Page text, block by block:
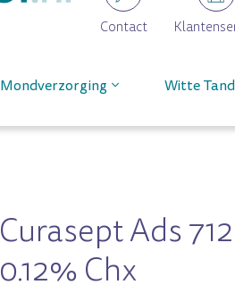
Contact
Mondverzorging Witte
Curasept Ads
0.12% Chx